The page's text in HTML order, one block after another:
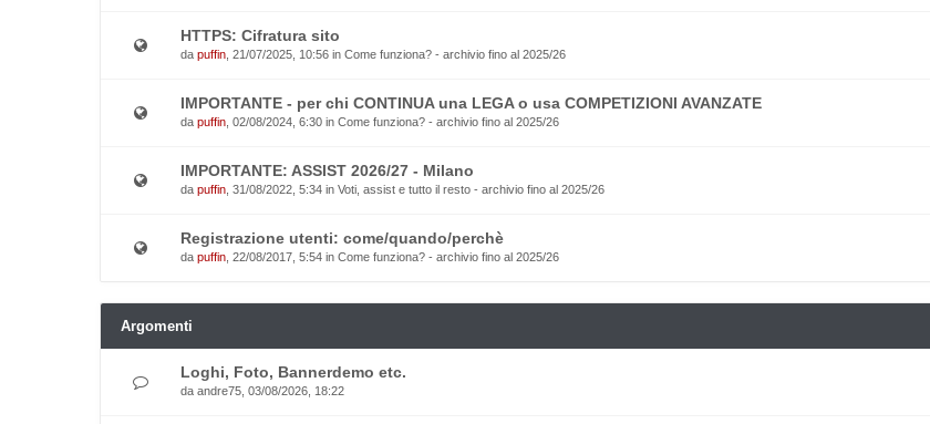
HTTPS: Cifratura sito
da puffin , 21/07/2025, 10:56 in Come funziona? - archivio fino al 2025/26
IMPORTANTE - per chi CONTINUA una LEGA o usa COMPETIZIONI AVANZATE
da puffin , 02/08/2024, 6:30 in Come funziona? - archivio fino al 2025/26
IMPORTANTE: ASSIST 2026/27 - Milano
da puffin , 31/08/2022, 5:34 in Voti, assist e tutto il resto - archivio fino al 2025/26
Registrazione utenti: come/quando/perchè
da puffin , 22/08/2017, 5:54 in Come funziona? - archivio fino al 2025/26
Argomenti
Loghi, Foto, Bannerdemo etc.
da andre75 , 03/08/2026, 18:22